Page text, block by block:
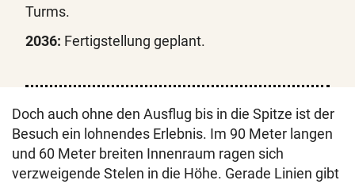
Turms.
2036: Fertigstellung geplant.
Doch auch ohne den Ausflug bis in die Spitze ist der
Besuch ein lohnendes Erlebnis. Im 90 Meter langen
und 60 Meter breiten Innenraum ragen sich
verzweigende Stelen in die Höhe. Gerade Linien gibt